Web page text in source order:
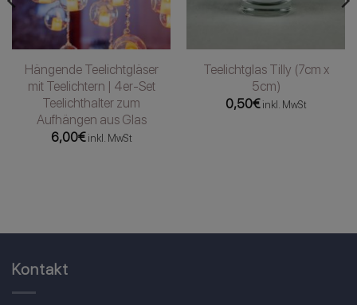
Hängende Teelichtgläser
mit Teelichtern | 4er-Set
Teelichthalter zum
Aufhängen aus Glas
6,00€ inkl. MwSt
Teelichtglas Tilly (7cm x
5cm)
0,50€ inkl. MwSt
Kontakt